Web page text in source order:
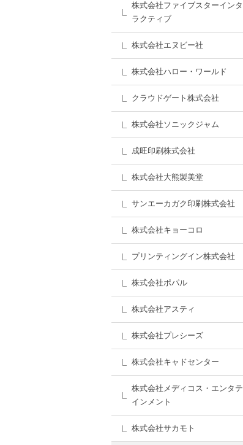
株式会社ファイブスターインタ
ラクティブ
株式会社エヌビー社
株式会社ハロー・ワールド
クラウドゲート株式会社
株式会社ソニックジャム
成旺印刷株式会社
株式会社大熊製美堂
サンエーカガク印刷株式会社
株式会社キョーコロ
プリンティングイン株式会社
株式会社ポパル
株式会社アスティ
株式会社プレシーズ
株式会社キャドセンター
株式会社メディコス・エンタテ
インメント
株式会社サカモト